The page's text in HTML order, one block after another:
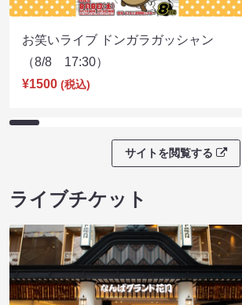
お笑いライブ ドンガラガッシャン
（8/8 17:30）
¥1500 (税込)
サイトを閲覧する
ライブチケット